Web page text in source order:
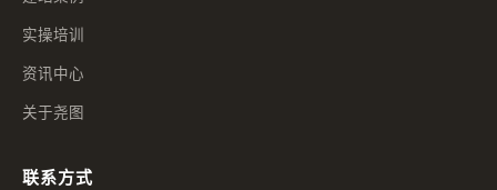
实操培训
资讯中心
关于尧图
联系方式